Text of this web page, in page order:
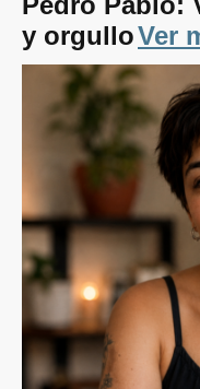
y orgulloVer